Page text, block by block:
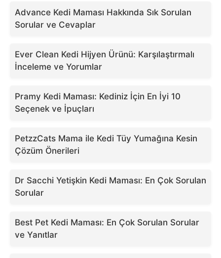
Advance Kedi Maması Hakkında Sık Sorulan
Sorular ve Cevaplar
Ever Clean Kedi Hijyen Ürünü: Karşılaştırmalı
İnceleme ve Yorumlar
Pramy Kedi Maması: Kediniz İçin En İyi 10
Seçenek ve İpuçları
PetzzCats Mama ile Kedi Tüy Yumağına Kesin
Çözüm Önerileri
Dr Sacchi Yetişkin Kedi Maması: En Çok Sorulan
Sorular
Best Pet Kedi Maması: En Çok Sorulan Sorular
ve Yanıtlar